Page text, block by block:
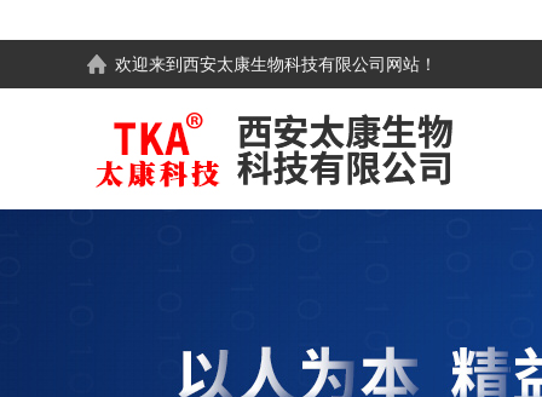
欢迎来到西安太康生物科技有限公司 网站！